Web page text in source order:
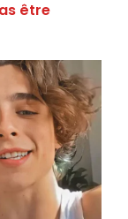
être